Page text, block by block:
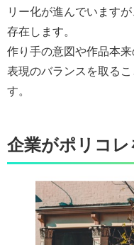
リー化が進んでいます
存在します。
作り手の意図や作品本
表現のバランスを取る
す。
企業がポリコ